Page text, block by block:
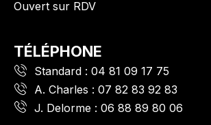
Ouvert sur RDV
TÉLÉPHONE
Standard : 04 81 09 17 75
A. Charles : 07 82 83 92 83
J. Delorme : 06 88 89 80 06